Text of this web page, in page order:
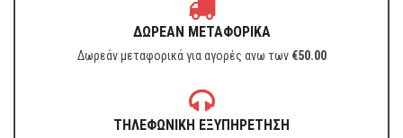
ΔΩΡΕΑΝ ΜΕΤΑΦΟΡΙΚΑ
Δωρεάν μεταφορικά για αγορές ανω των €50.00
ΤΗΛΕΦΩΝΙΚΗ ΕΞΥΠΗΡΕΤΗΣΗ